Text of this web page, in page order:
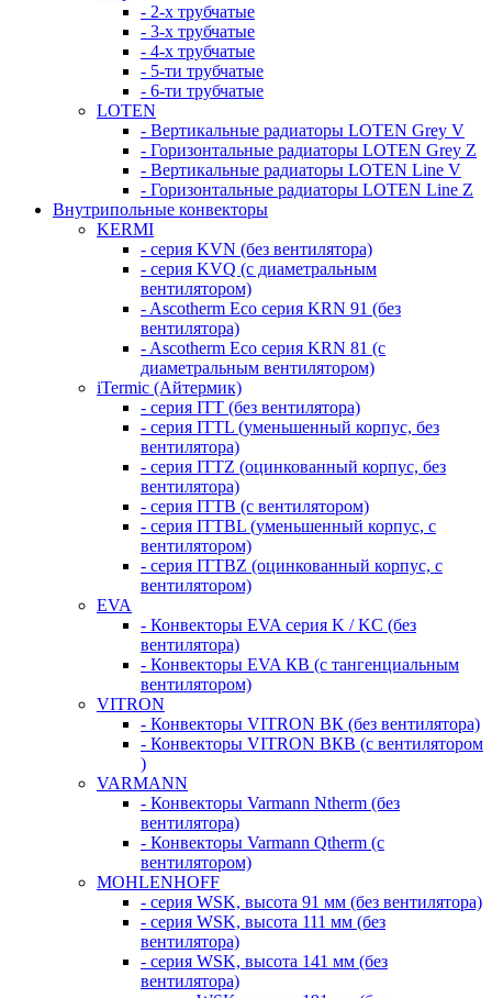
- 2-х трубчатые
- 3-х трубчатые
- 4-х трубчатые
- 5-ти трубчатые
- 6-ти трубчатые
LOTEN
- Вертикальные радиаторы LOTEN Grey V
- Горизонтальные радиаторы LOTEN Grey Z
- Вертикальные радиаторы LOTEN Line V
- Горизонтальные радиаторы LOTEN Line Z
Внутрипольные конвекторы
KERMI
- серия KVN (без вентилятора)
- серия KVQ (с диаметральным
вентилятором)
- Ascotherm Eco серия KRN 91 (без
вентилятора)
- Ascotherm Eco серия KRN 81 (с
диаметральным вентилятором)
iTermic (Айтермик)
- серия ITT (без вентилятора)
- серия ITTL (уменьшенный корпус, без
вентилятора)
- серия ITTZ (оцинкованный корпус, без
вентилятора)
- серия ITTB (с вентилятором)
- серия ITTBL (уменьшенный корпус, с
вентилятором)
- серия ITTBZ (оцинкованный корпус, с
вентилятором)
EVA
- Конвекторы EVA серия K / KC (без
вентилятора)
- Конвекторы EVA КВ (с тангенциальным
вентилятором)
VITRON
- Конвекторы VITRON ВК (без вентилятора)
- Конвекторы VITRON ВКВ (с вентилятором
)
VARMANN
- Конвекторы Varmann Ntherm (без
вентилятора)
- Конвекторы Varmann Qtherm (с
вентилятором)
MOHLENHOFF
- серия WSK, высота 91 мм (без вентилятора)
- серия WSK, высота 111 мм (без
вентилятора)
- серия WSK, высота 141 мм (без
вентилятора)